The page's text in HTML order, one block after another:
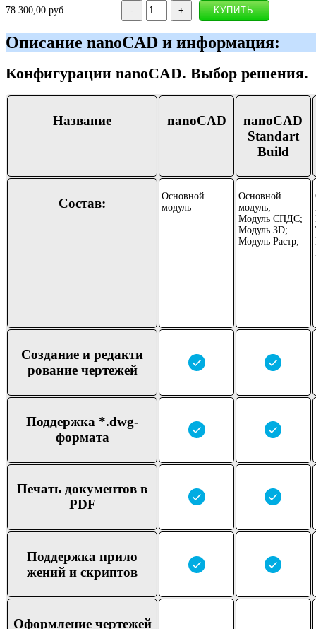
78 300,00 руб
Описание nanoCAD и информация:
Конфигурации nanoCAD. Выбор решения.
Название nanoCAD
nanoCAD
Standart
Build
Состав:
Основной
модуль
Основной
модуль;
Модуль СПДС;
Модуль 3D;
Модуль Растр;
Создание и редакти
рование чертежей
Поддержка *.dwg-
формата
Печать документов в
PDF
Поддержка прило
жений и скриптов
Оформление чертежей